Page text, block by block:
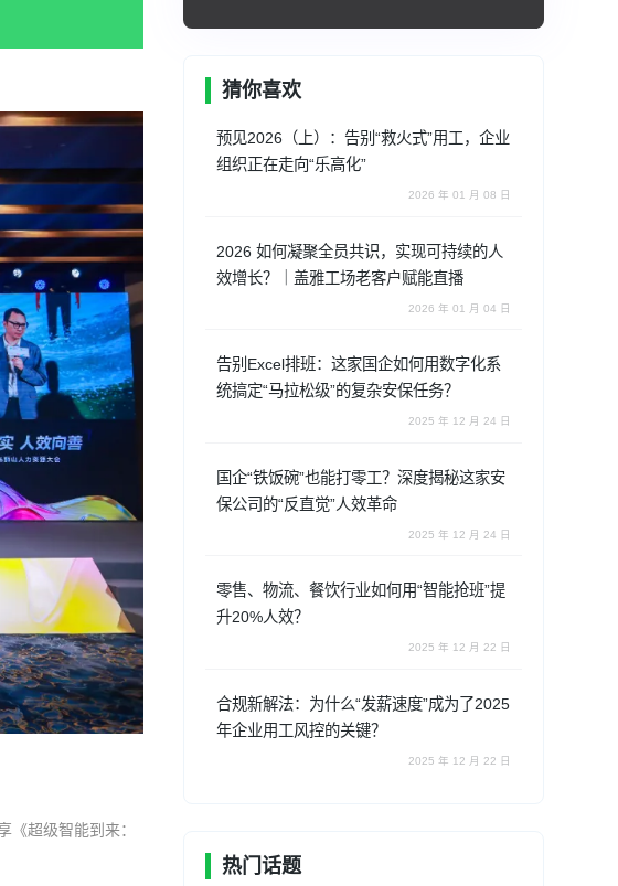
《超级智能到来：
猜你喜欢
预见2026（上）：告别“救火式”用工，企业
组织正在走向“乐高化”
2026 年 01 月 08 日
2026 如何凝聚全员共识，实现可持续的人
效增长？｜盖雅工场老客户赋能直播
2026 年 01 月 04 日
告别Excel排班：这家国企如何用数字化系
统搞定“马拉松级”的复杂安保任务？
2025 年 12 月 24 日
国企“铁饭碗”也能打零工？深度揭秘这家安
保公司的“反直觉”人效革命
2025 年 12 月 24 日
零售、物流、餐饮行业如何用“智能抢班”提
升20%人效？
2025 年 12 月 22 日
合规新解法：为什么“发薪速度”成为了2025
年企业用工风控的关键？
2025 年 12 月 22 日
热门话题